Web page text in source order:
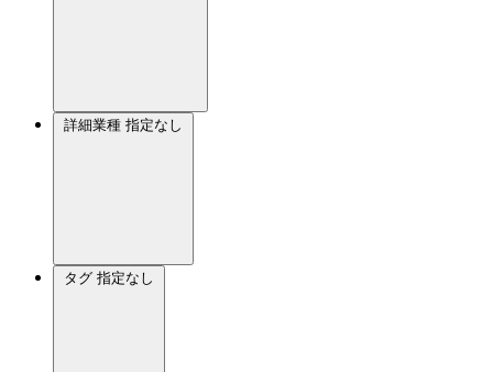
詳細業種 指定なし
タグ 指定なし